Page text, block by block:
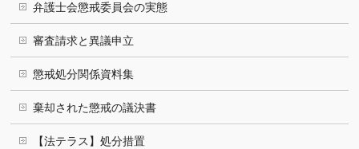
弁護士会懲戒委員会の実態
審査請求と異議申立
懲戒処分関係資料集
棄却された懲戒の議決書
【法テラス】処分措置